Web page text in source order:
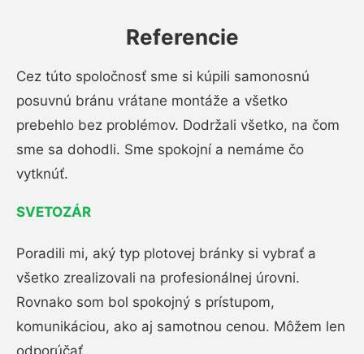
Referencie
Cez túto spoločnosť sme si kúpili samonosnú
posuvnú bránu vrátane montáže a všetko
prebehlo bez problémov. Dodržali všetko, na čom
sme sa dohodli. Sme spokojní a nemáme čo
vytknúť.
SVETOZÁR
Poradili mi, aký typ plotovej bránky si vybrať a
všetko zrealizovali na profesionálnej úrovni.
Rovnako som bol spokojný s prístupom,
komunikáciou, ako aj samotnou cenou. Môžem len
odporúčať.